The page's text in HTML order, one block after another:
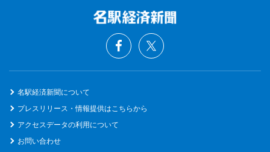
名駅経済新聞について
プレスリリース・情報提供はこちらから
アクセスデータの利用について
お問い合わせ